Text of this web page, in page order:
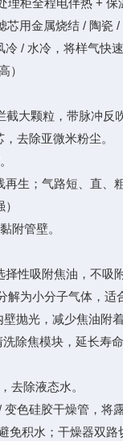
理柜全程电伴热 +
芯用金属烧结 / 陶
/ 水冷，将样气快
）
大颗粒，带脉冲反
去除亚微米粉尘。
生；气路短、直
附管壁。
性吸附焦油，不吸
解为小分子气体，适
抛光，减少焦油附
除焦模块，延长寿
去除液态水。
色硅胶干燥管，将
免积水；干燥器双